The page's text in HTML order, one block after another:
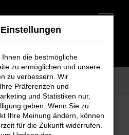
die bestmögliche
zu ermöglichen und unsere
zu verbessern. Wir
Präferenzen und
und Statistiken nur,
geben. Wenn Sie zu
Ihre Meinung ändern, können
für die Zukunft widerrufen.